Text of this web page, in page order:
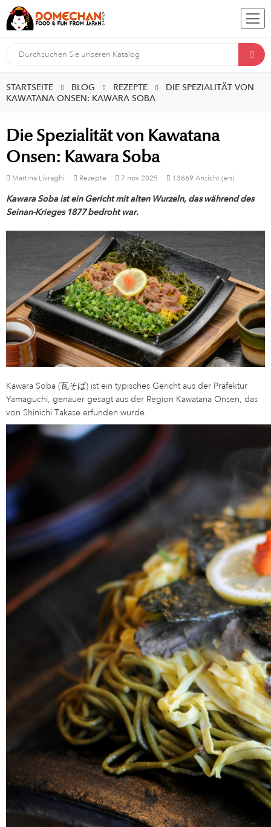
STARTSEITE BLOG REZEPTE
DIE SPEZIALITÄT VON
KAWATANA ONSEN: KAWARA SOBA
Die Spezialität von Kawatana
Onsen: Kawara Soba
Martina Livraghi Rezepte 7 nov 2025 13669 Ansicht (en)
Kawara Soba ist ein Gericht mit alten Wurzeln, das während des
Seinan-Krieges 1877 bedroht war.
Kawara Soba (瓦そば) ist ein typisches Gericht aus der Präfektur
Yamaguchi, genauer gesagt aus der Region Kawatana Onsen, das
von Shinichi Takase erfunden wurde.